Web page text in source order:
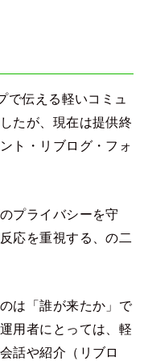
で伝える軽いコミュ
たが、現在は提供終
ト・リブログ・フォ
プライバシーを守
応を重視する、の二
は「誰が来たか」で
用者にとっては、軽
話や紹介（リブロ